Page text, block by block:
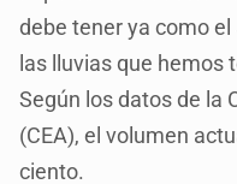
debe tener ya como
las lluvias que hemos
Según los datos de la
(CEA), el volumen
ciento.